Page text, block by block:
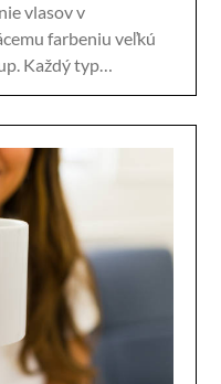
vlasov v
farbeniu veľkú
Každý typ…